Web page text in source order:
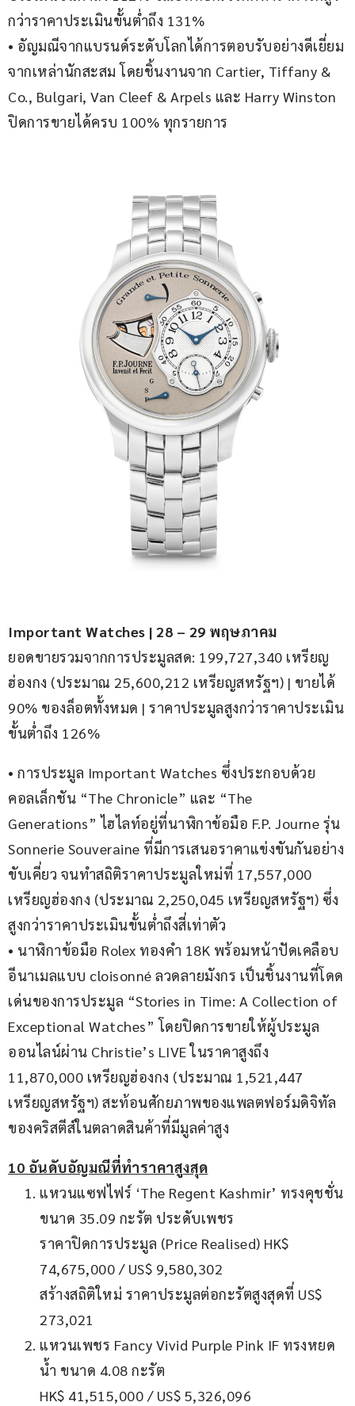
กว่าราคาประเมินขั้นต่ำถึง 131%
• อัญมณีจากแบรนด์ระดับโลกได้การตอบรับอย่างดีเยี่ยม
จากเหล่านักสะสม โดยชิ้นงานจาก Cartier, Tiffany &
Co., Bulgari, Van Cleef & Arpels และ Harry Winston
ปิดการขายได้ครบ 100% ทุกรายการ
Important Watches | 28 – 29 พฤษภาคม
ยอดขายรวมจากการประมูลสด: 199,727,340 เหรียญ
ฮ่องกง (ประมาณ 25,600,212 เหรียญสหรัฐฯ) | ขายได้
90% ของล็อตทั้งหมด | ราคาประมูลสูงกว่าราคาประเมิน
ขั้นต่ำถึง 126%
• การประมูล Important Watches ซึ่งประกอบด้วย
คอลเล็กชัน “The Chronicle” และ “The
Generations” ไฮไลท์อยู่ที่นาฬิกาข้อมือ F.P. Journe รุ่น
Sonnerie Souveraine ที่มีการเสนอราคาแข่งขันกันอย่าง
ขับเคี่ยว จนทำสถิติราคาประมูลใหม่ที่ 17,557,000
เหรียญฮ่องกง (ประมาณ 2,250,045 เหรียญสหรัฐฯ) ซึ่ง
สูงกว่าราคาประเมินขั้นต่ำถึงสี่เท่าตัว
• นาฬิกาข้อมือ Rolex ทองคำ 18K พร้อมหน้าปัดเคลือบ
อีนาเมลแบบ cloisonné ลวดลายมังกร เป็นชิ้นงานที่โดด
เด่นของการประมูล “Stories in Time: A Collection of
Exceptional Watches” โดยปิดการขายให้ผู้ประมูล
ออนไลน์ผ่าน Christie’s LIVE ในราคาสูงถึง
11,870,000 เหรียญฮ่องกง (ประมาณ 1,521,447
เหรียญสหรัฐฯ) สะท้อนศักยภาพของแพลตฟอร์มดิจิทัล
ของคริสตีส์ในตลาดสินค้าที่มีมูลค่าสูง
10 อันดับอัญมณีที่ทำราคาสูงสุด
แหวนแซฟไฟร์ ‘The Regent Kashmir’ ทรงคุชชั่น
ขนาด 35.09 กะรัต ประดับเพชร
ราคาปิดการประมูล (Price Realised) HK$
74,675,000 / US$ 9,580,302
สร้างสถิติใหม่ ราคาประมูลต่อกะรัตสูงสุดที่ US$
273,021
แหวนเพชร Fancy Vivid Purple Pink IF ทรงหยด
น้ำ ขนาด 4.08 กะรัต
HK$ 41,515,000 / US$ 5,326,096